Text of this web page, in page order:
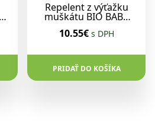
Repelent z výťažku
muškátu BIO BABY
10.55€ s DPH
PRIDAŤ DO KOŠÍKA